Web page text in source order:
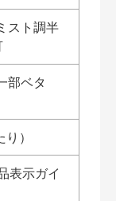
スト調半
部ベタ
）
示ガイ